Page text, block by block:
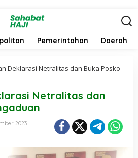
Pemerintahan Daerah
Deklarasi Netralitas dan Buka Posko
Netralitas dan
2023